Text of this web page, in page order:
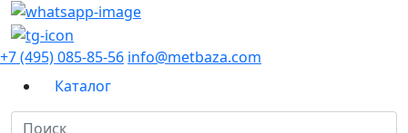
+7 (495) 085-85-56 info@metbaza.com
Каталог